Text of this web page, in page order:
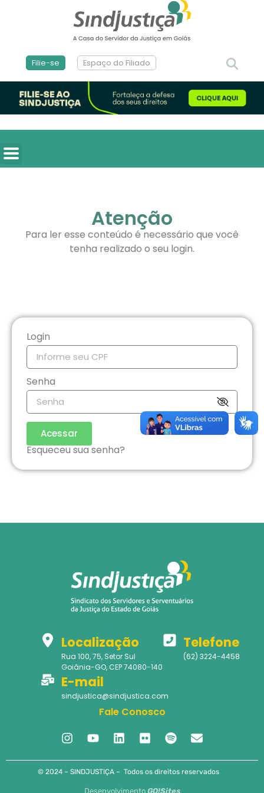
Filie-se Espaço do Filiado
Atenção
Para ler esse conteúdo é necessário que você
tenha realizado o seu login.
Login
Senha
Acessar
Esqueceu sua senha?
Localização
Rua 100, 75, Setor Sul
Goiânia-GO, CEP 74080-140
Telefone
(62) 3224-4458
E-mail
sindjustica@sindjustica.com
Fale Conosco
© 2024 – SINDJUSTIÇA – Todos os direitos reservados
Desenvolvimento GO!Sites